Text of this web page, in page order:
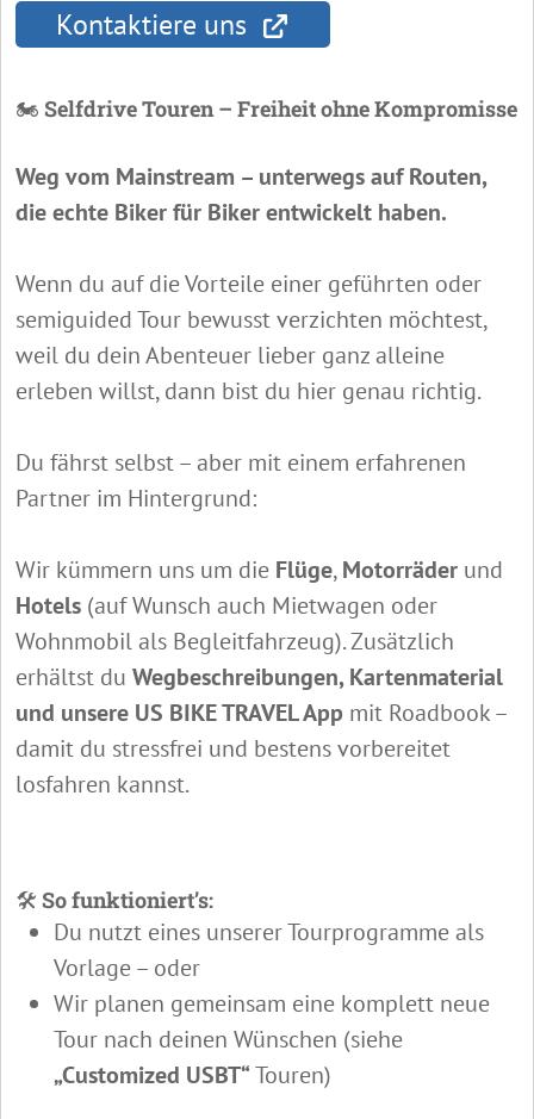
Kontaktiere uns
🏍️ Selfdrive Touren – Freiheit ohne Kompromisse
Weg vom Mainstream – unterwegs auf Routen,
die echte Biker für Biker entwickelt haben.
Wenn du auf die Vorteile einer geführten oder
semiguided Tour bewusst verzichten möchtest,
weil du dein Abenteuer lieber ganz alleine
erleben willst, dann bist du hier genau richtig.
Du fährst selbst – aber mit einem erfahrenen
Partner im Hintergrund:
Wir kümmern uns um die Flüge,Motorräder und
Hotels (auf Wunsch auch Mietwagen oder
Wohnmobil als Begleitfahrzeug). Zusätzlich
erhältst du Wegbeschreibungen, Kartenmaterial
und unsere US BIKE TRAVEL App mit Roadbook –
damit du stressfrei und bestens vorbereitet
losfahren kannst.
🛠️ So funktioniert’s:
Du nutzt eines unserer Tourprogramme als
Vorlage – oder
Wir planen gemeinsam eine komplett neue
Tour nach deinen Wünschen (siehe
„Customized USBT“Touren)